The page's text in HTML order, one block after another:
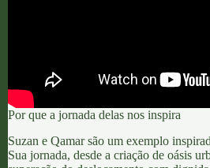
Por que a jornada delas nos inspira
Suzan e Qamar são um exemplo
Sua jornada, desde a criação de oásis